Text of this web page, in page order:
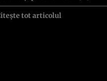
tot articolul